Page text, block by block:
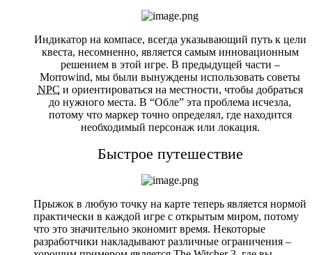
Индикатор на компасе, всегда указывающий путь к цели
квеста, несомненно, является самым инновационным
решением в этой игре. В предыдущей части –
Morrowind, мы были вынуждены использовать советы
NPC и ориентироваться на местности, чтобы добраться
до нужного места. В “Обле” эта проблема исчезла,
потому что маркер точно определял, где находится
необходимый персонаж или локация.
Быстрое путешествие
Прыжок в любую точку на карте теперь является нормой
практически в каждой игре с открытым миром, потому
что это значительно экономит время. Некоторые
разработчики накладывают различные ограничения –